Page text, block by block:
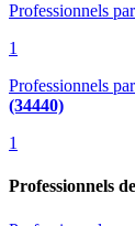
Professionnels
1
Professionnels
(34440)
1
Professionnels